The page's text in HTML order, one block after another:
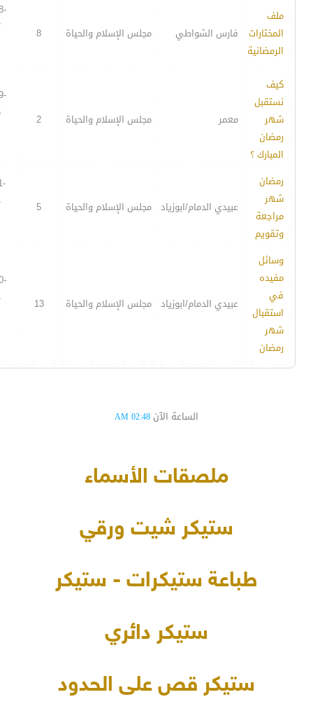
ملف
المختارات
الرمضانية
فارس الشواطي مجلس الإسلام والحياة 8
كيف
نستقبل
شهر
رمضان
المبارك ؟
معمر مجلس الإسلام والحياة 2
رمضان
شهر
مراجعة
وتقويم
عبيدي الدمام/ابوزياد مجلس الإسلام والحياة 5
وسائل
مفيده
في
استقبال
شهر
رمضان
عبيدي الدمام/ابوزياد مجلس الإسلام والحياة 13
الساعة الآن 02:48 AM
ملصقات الأسماء
ستيكر شيت ورقي
طباعة ستيكرات - ستيكر
ستيكر دائري
ستيكر قص على الحدود